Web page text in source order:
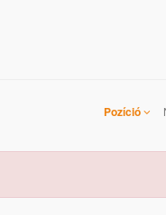
Pozíció